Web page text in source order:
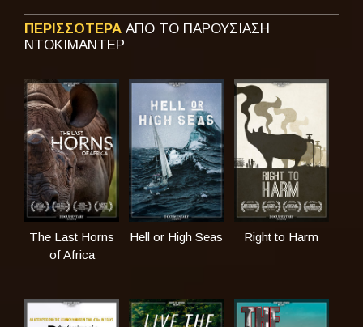
ΠΕΡΙΣΣΟΤΕΡΑ ΑΠΟ ΤΟ ΠΑΡΟΥΣΙΑΣΗ
ΝΤΟΚΙΜΑΝΤΕΡ
The Last Horns
of Africa
Hell or High Seas Right to Harm